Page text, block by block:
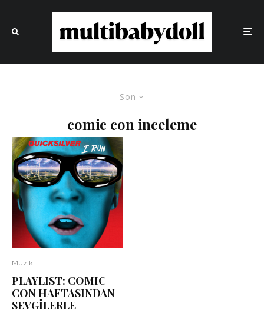
Son
comic con inceleme
Müzik
PLAYLIST: COMIC
CON HAFTASINDAN
SEVGİLERLE